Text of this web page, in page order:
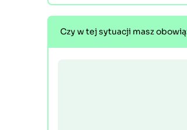
Czy w tej sytuacji masz